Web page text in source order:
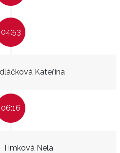
04:53
Kateřina
06:16
Timková Nela